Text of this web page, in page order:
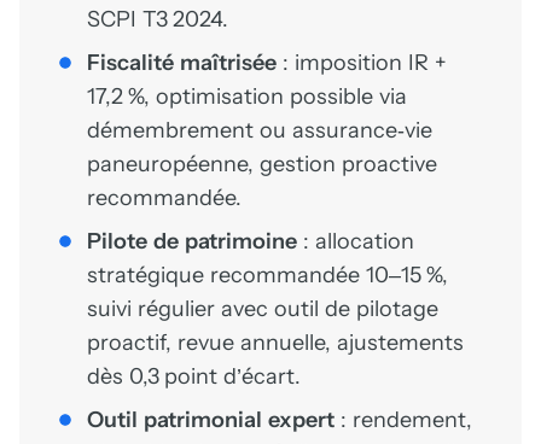
SCPI T3 2024.
Fiscalité maîtrisée : imposition IR +
17,2 %, optimisation possible via
démembrement ou assurance‑vie
paneuropéenne, gestion proactive
recommandée.
Pilote de patrimoine : allocation
stratégique recommandée 10–15 %,
suivi régulier avec outil de pilotage
proactif, revue annuelle, ajustements
dès 0,3 point d’écart.
Outil patrimonial expert : rendement,